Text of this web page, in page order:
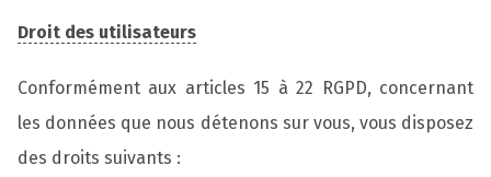
Droit des utilisateurs
Conformément aux articles 15 à 22 RGPD, concernant
les données que nous détenons sur vous, vous disposez
des droits suivants :